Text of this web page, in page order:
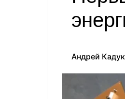
Андрей Кадук